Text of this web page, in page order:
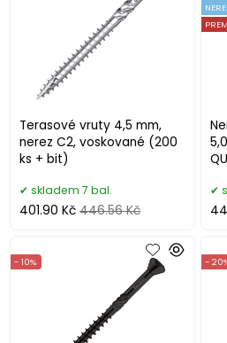
Terasové vruty 4,5 mm,
nerez C2, voskované (200
ks + bit)
skladem 7 bal.
401.90 Kč 446.56 Kč
- 10% -